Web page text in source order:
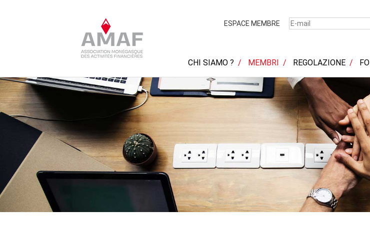
ESPACE MEMBRE
CHI SIAMO ? MEMBRI REGOLAZIONE